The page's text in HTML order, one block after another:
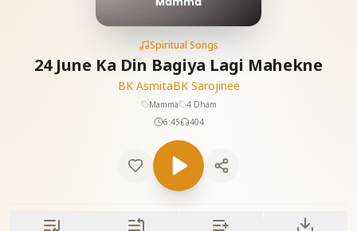
Spiritual Songs
24 June Ka Din Bagiya Lagi Mahekne
BK AsmitaBK Sarojinee
Mamma
4 Dham
6:45
404